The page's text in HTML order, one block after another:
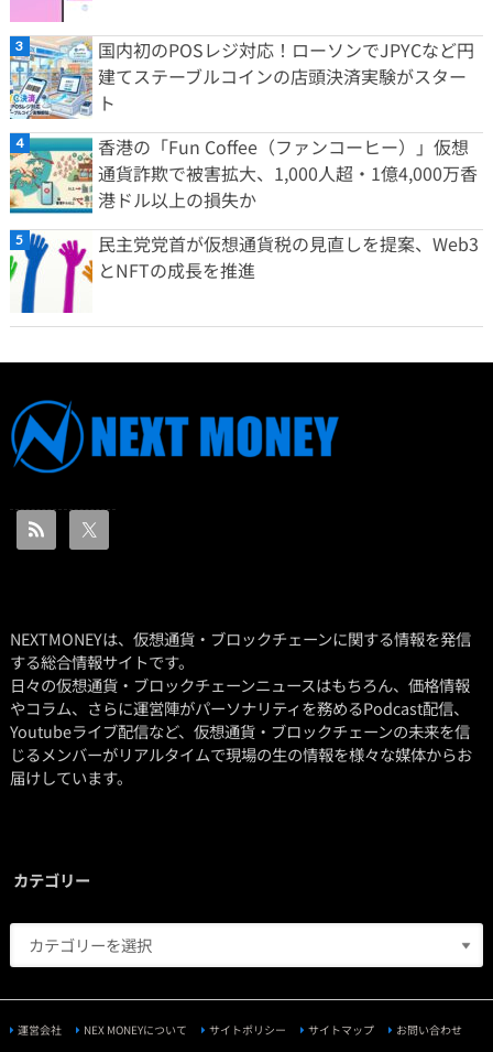
国内初のPOSレジ対応！ローソンでJPYCなど円
建てステーブルコインの店頭決済実験がスター
ト
香港の「Fun Coffee（ファンコーヒー）」仮想
通貨詐欺で被害拡大、1,000人超・1億4,000万香
港ドル以上の損失か
民主党党首が仮想通貨税の見直しを提案、Web3
とNFTの成長を推進
NEXTMONEYは、仮想通貨・ブロックチェーンに関する情報を発信
する総合情報サイトです。
日々の仮想通貨・ブロックチェーンニュースはもちろん、価格情報
やコラム、さらに運営陣がパーソナリティを務めるPodcast配信、
Youtubeライブ配信など、仮想通貨・ブロックチェーンの未来を信
じるメンバーがリアルタイムで現場の生の情報を様々な媒体からお
届けしています。
カテゴリー
運営会社 NEX MONEYについて サイトポリシー サイトマップ お問い合わせ